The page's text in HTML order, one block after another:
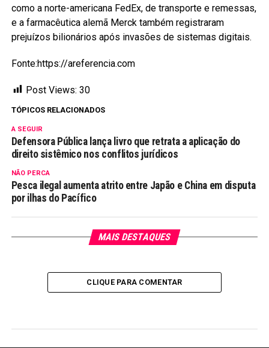
como a norte-americana FedEx, de transporte e remessas,
e a farmacêutica alemã Merck também registraram
prejuízos bilionários após invasões de sistemas digitais.
Fonte:https://areferencia.com
Post Views: 30
TÓPICOS RELACIONADOS
A SEGUIR
Defensora Pública lança livro que retrata a aplicação do
direito sistêmico nos conflitos jurídicos
NÃO PERCA
Pesca ilegal aumenta atrito entre Japão e China em disputa
por ilhas do Pacífico
MAIS DESTAQUES
CLIQUE PARA COMENTAR